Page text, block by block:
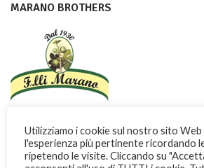
MARANO BROTHERS
mondo una dolce ricchezza di Calabria
Via Garibaldi, 3 -13 - 87032 Amantea (CS)
Utilizziamo i cookie sul nostro sito
l'esperienza più pertinente ricordando
ripetendo le visite. Cliccando su